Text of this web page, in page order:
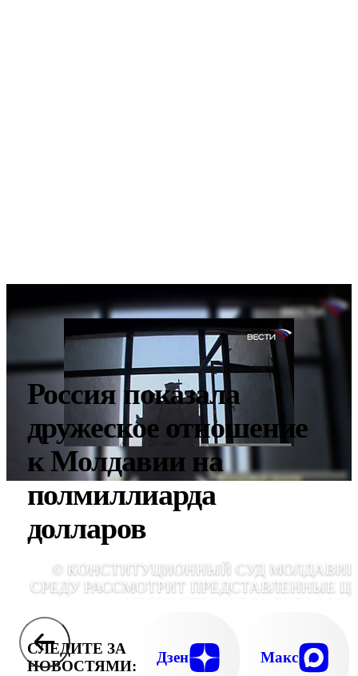
Россия показала
дружеское отношение
к Молдавии на
полмиллиарда
долларов
© КОНСТИТУЦИОННЫЙ СУД
СРЕДУ РАССМОТРИТ ПРЕДСТАВЛЕННЫЕ
СЛЕДИТЕ ЗА
НОВОСТЯМИ:
Дзен Макс